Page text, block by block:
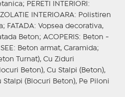
PERETI INTERIORI :
IZOLATIE INTERIOARA: Polistiren
FATADA: Vopsea decorativa,
Beton; ACOPERIS: Beton -
: Beton armat, Caramida;
Turnat), Cu Ziduri
Beton), Cu Stalpi (Beton),
Stalpi (Blocuri Beton), Pe Piloni